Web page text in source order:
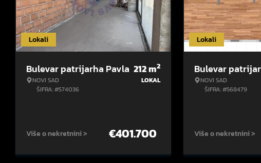
Lokali
Bulevar patrijarha Pavla
NOVI SAD
ŠIFRA: #574036
212m2
LOKAL
Više o nekretnini > €401.700
Lokali
Bulevar
NOVI SAD
ŠIFRA: #568479
Više o nekretnini >